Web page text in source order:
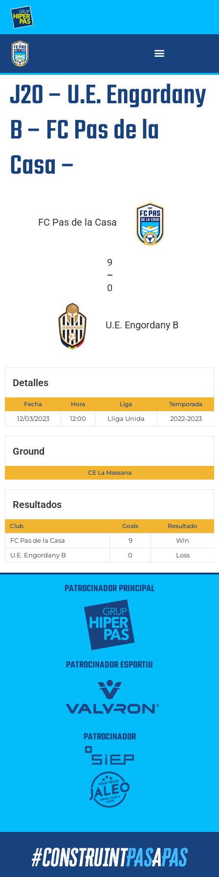
J20 – U.E. Engordany
B – FC Pas de la
Casa –
FC Pas de la Casa
9
—
0
U.E. Engordany B
Detalles
Fecha Hora Liga Temporada
12/03/2023 12:00 Lliga Unida 2022-2023
Ground
CE La Massana
Resultados
Club Goals Resultado
FC Pas de la Casa 9
Win
U.E. Engordany B
0 Loss
PATROCINADOR PRINCIPAL
PATROCINADOR ESPORTIU
PATROCINADOR